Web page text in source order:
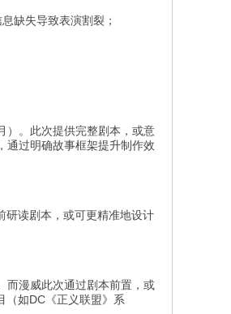
缺失导致表演割裂；
）。此次提供完整剧本，或意
通过明确故事框架提升制作效
研读剧本，或可更精准地设计
而漫威此次通过剧本前置，或
（如DC《正义联盟》系